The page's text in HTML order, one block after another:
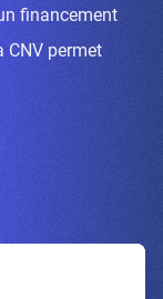
financement
CNV permet